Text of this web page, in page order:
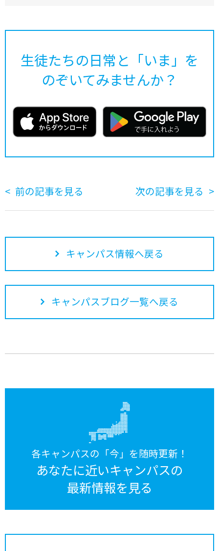
生徒たちの日常と「いま」を
のぞいてみませんか？
前の記事を見る 次の記事を見る
キャンパス情報へ戻る
キャンパスブログ一覧へ戻る
各キャンパスの「今」を随時更新！
あなたに近いキャンパスの
最新情報を見る